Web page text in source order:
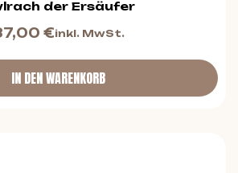
der Ersäufer
€inkl. MwSt.
IN DEN WARENKORB